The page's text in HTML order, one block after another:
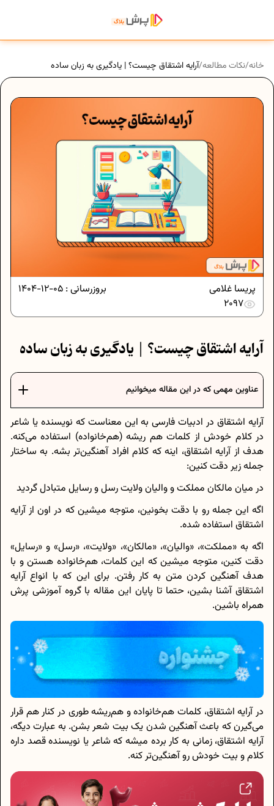
خانه/نکات مطالعه/آرایه اشتقاق چیست؟ | یادگیری به زبان ساده
بروزرسانی : 05-12-1404
پریسا غلامی
2097
آرایه اشتقاق چیست؟ | یادگیری به زبان ساده
عناوین مهمی که در این مقاله میخوانیم
آرایه اشتقاق در ادبیات فارسی به این معناست که نویسنده یا شاعر
در کلام خودش از کلمات هم ریشه (هم‌خانواده) استفاده می‌کنه.
هدف از آرایه اشتقاق، اینه که کلام افراد آهنگین‌تر بشه. به ساختار
جمله زیر دقت کنین:
در میان مالکان مملکت و والیان ولایت رسل و رسایل متبادل گردید
اگه این جمله رو با دقت بخونین، متوجه میشین که در اون از آرایه
اشتقاق استفاده شده.
اگه به «مملکت»، «والیان»، «مالکان»، «ولایت»، «رسل» و «رسایل»
دقت کنین، متوجه میشین که این کلمات، هم‌خانواده هستن و با
هدف آهنگین کردن متن به کار رفتن. برای این که با انواع آرایه
اشتقاق آشنا بشین، حتما تا پایان این مقاله با گروه آموزشی پرش
همراه باشین.
در آرایه اشتقاق، کلمات هم‌خانواده و هم‌ریشه طوری در کنار هم قرار
می‌گیرن که باعث آهنگین شدن یک بیت شعر بشن. به عبارت دیگه،
آرایه اشتقاق، زمانی به کار برده میشه که شاعر یا نویسنده قصد داره
کلام و بیت خودش رو آهنگین‌تر کنه.